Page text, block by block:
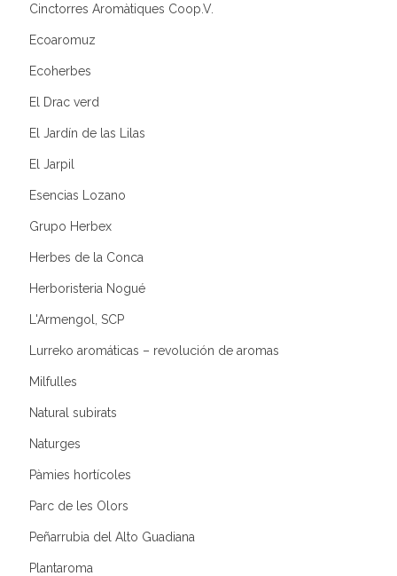
Cinctorres Aromàtiques Coop.V.
Ecoaromuz
Ecoherbes
El Drac verd
El Jardín de las Lilas
El Jarpil
Esencias Lozano
Grupo Herbex
Herbes de la Conca
Herboristeria Nogué
L'Armengol, SCP
Lurreko aromáticas – revolución de aromas
Milfulles
Natural subirats
Naturges
Pàmies hortícoles
Parc de les Olors
Peñarrubia del Alto Guadiana
Plantaroma